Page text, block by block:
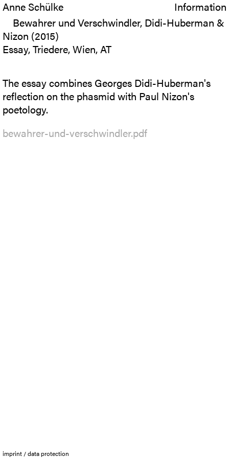
Anne Schülke
Information
Bewahrer und Verschwindler, Didi-Huberman &
Nizon (2015)
Essay, Triedere, Wien, AT
The essay combines Georges Didi-Huberman's
reflection on the phasmid with Paul Nizon's
poetology.
bewahrer-und-verschwindler.pdf
imprint / data protection